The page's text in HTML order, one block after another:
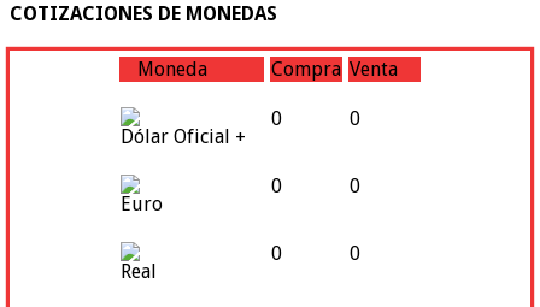
COTIZACIONES DE MONEDAS
Moneda Compra Venta
Dólar Oficial +
0 0
Euro
0 0
Real
0 0